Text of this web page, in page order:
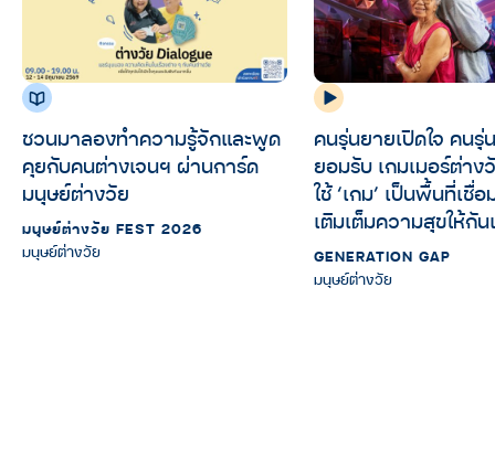
ชวนมาลองทำความรู้จักและพูด
คุยกับคนต่างเจนฯ ผ่านการ์ด
มนุษย์ต่างวัย
มนุษย์ต่างวัย FEST 2026
มนุษย์ต่างวัย
คนรุ่นยายเปิดใจ คนรุ่
ยอมรับ เกมเมอร์ต่า
ใช้ ‘เกม’ เป็นพื้นที่เชื่อ
เติมเต็มความสุขให้กั
GENERATION GAP
มนุษย์ต่างวัย